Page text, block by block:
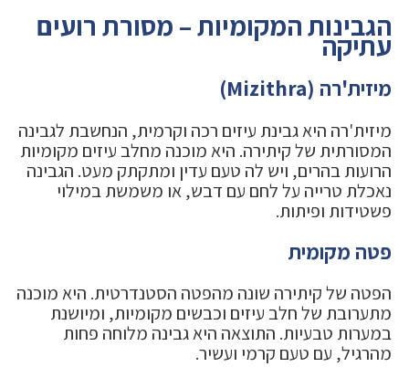
הגבינות המקומיות – מסורת רועים
עתיקה
מיזית'רה (Mizithra)
מיזית'רה היא גבינת עיזים רכה וקרמית, הנחשבת לגבינה
המסורתית של קיתירה. היא מוכנה מחלב עיזים מקומיות
הרועות בהרים, ויש לה טעם עדין ומתקתק מעט. הגבינה
נאכלת טרייה על לחם עם דבש, או משמשת במילוי
פשטידות ופיתות.
פטה מקומית
הפטה של קיתירה שונה מהפטה הסטנדרטית. היא מוכנה
מתערובת של חלב עיזים וכבשים מקומיות, ומיושנת
במערות טבעיות. התוצאה היא גבינה מלוחה פחות
מהרגיל, עם טעם קרמי ועשיר.